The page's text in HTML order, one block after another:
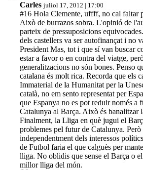
Carles juliol 17, 2012 | 17:00
#16 Hola Clemente, uffff, no cal faltar
Això de burrazos sobra. L'opinió de
parteix de pressuposicions
dels castellers va ser autofinançat i no
President Mas, tot i que sí van buscar
estar a favor o en contra del viatge,
generalitzacions no són bones. Penso
catalana és molt rica. Recorda que els
Immaterial de la Humanitat per la
català, no em sento representat per
que Espanya no es pot reduir només a
Catalunya al Barça. Això és banalitzar
Finalment, la Lliga en què jugui el
problemes pel futur de Catalunya. Però
independentment dels interessos
de Futbol faria el que calguès per
lliga. No oblidis que sense el Barça o
millor lliga del món.